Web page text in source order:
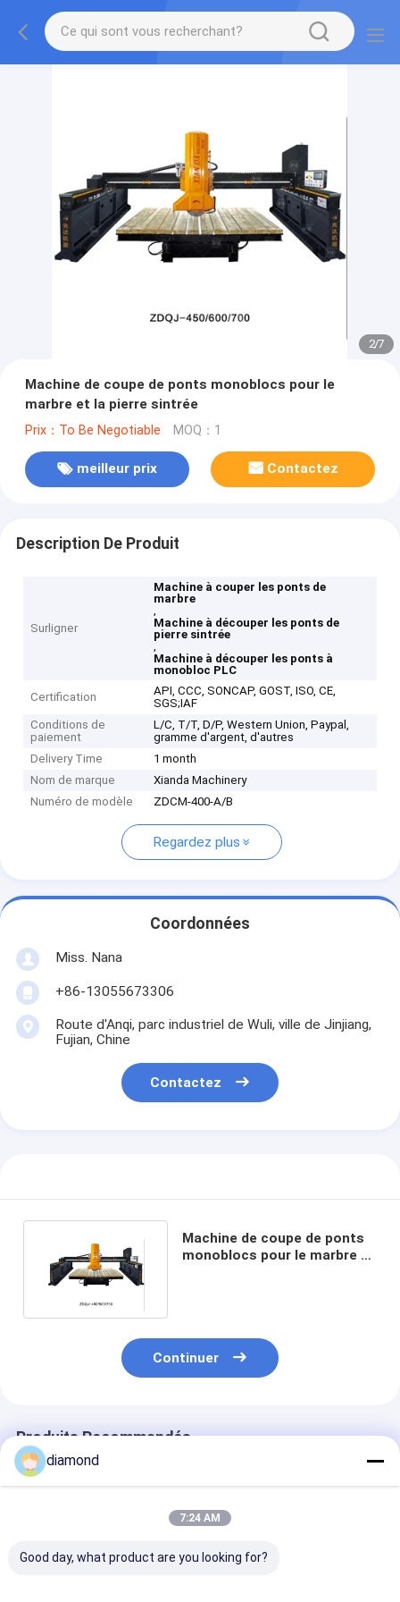
2/7
Machine de coupe de ponts monoblocs pour le
marbre et la pierre sintrée
Prix：To Be Negotiable MOQ：1
meilleur prix Contactez
Description De Produit
Surligner
Machine à couper les ponts de
marbre
,
Machine à découper les ponts de
pierre sintrée
,
Machine à découper les ponts à
monobloc PLC
Certification
API, CCC, SONCAP, GOST, ISO, CE,
SGS;IAF
Conditions de
paiement
L/C, T/T, D/P, Western Union, Paypal,
gramme d'argent, d'autres
Delivery Time
1 month
Nom de marque
Xianda Machinery
Numéro de modèle
ZDCM-400-A/B
Regardez plus
Coordonnées
Miss. Nana
+86-13055673306
Route d'Anqi, parc industriel de Wuli, ville de Jinjiang,
Fujian, Chine
Contactez
Machine de coupe de ponts
monoblocs pour le marbre et
Continuer
Produits Recommandés
diamond
7:24 AM
Good day, what product are you looking for?